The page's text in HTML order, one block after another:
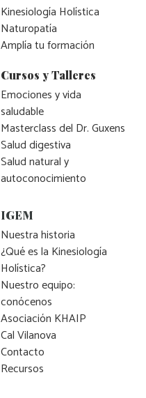
Kinesiología Holística
Naturopatía
Amplía tu formación
Cursos y Talleres
Emociones y vida
saludable
Masterclass del Dr. Guxens
Salud digestiva
Salud natural y
autoconocimiento
IGEM
Nuestra historia
¿Qué es la Kinesiología
Holística?
Nuestro equipo:
conócenos
Asociación KHAIP
Cal Vilanova
Contacto
Recursos